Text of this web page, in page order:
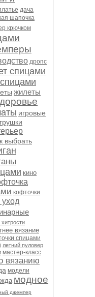
дача
шапочка
крючком
дропс
спицами
жилеты
игровые
выбрать
кино
кофточки
уход
вязание
спицами
летний пуловер
мастер-класс
вязанию
модели
модное
джемпер